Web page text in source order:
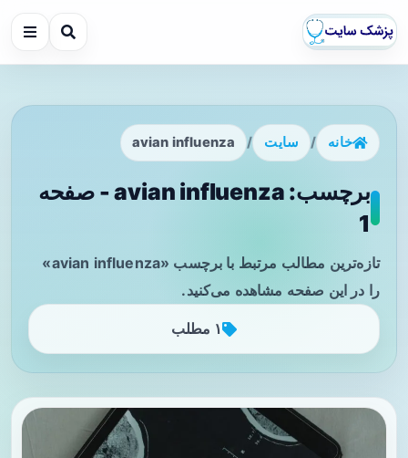
خانه / سایت /
avian influenza
برچسب: avian influenza - صفحه
1
تازه‌ترین مطالب مرتبط با برچسب «avian influenza»
را در این صفحه مشاهده می‌کنید.
۱ مطلب